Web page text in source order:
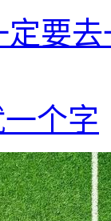
定要
个字